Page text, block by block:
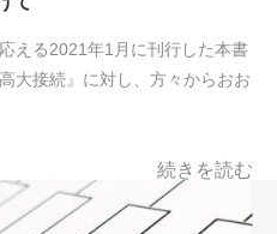
える2021年1月に刊行した本書
大接続』に対し、方々からおお
続きを読む